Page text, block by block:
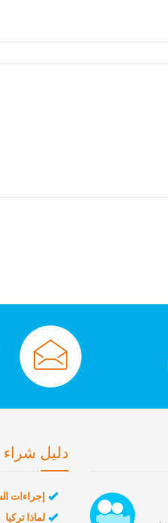
دليل شراء
إجراءات
لماذا تركيا